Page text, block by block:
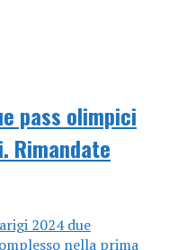
pass olimpici
Rimandate
2024 due
nella prima